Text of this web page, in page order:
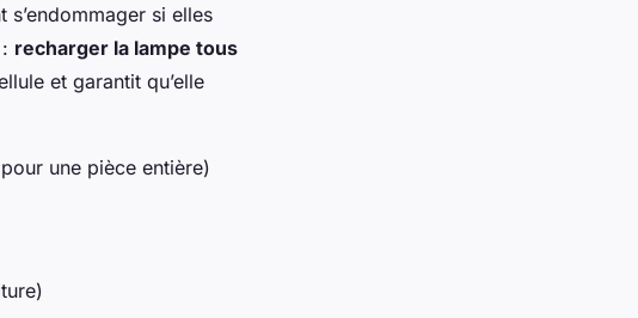
si elles
recharger la lampe tous
et garantit qu’elle
une pièce entière)